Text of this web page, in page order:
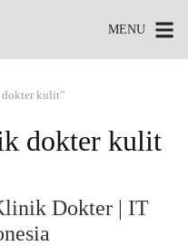
MENU
kulit”
dokter kulit
Dokter | IT